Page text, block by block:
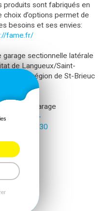
produits sont fabriqués en
choix d’options permet de
besoins et ses envies:
fame.fr/
sectionnelle latérale
de Langueux/Saint-
dans la région de St-Brieuc
(22).
de garage